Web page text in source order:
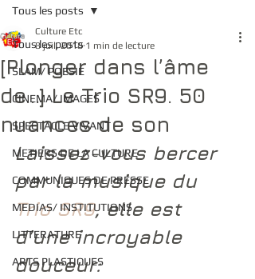
Tous les posts
SLAM/ POESIE
CINEMA/ IMAGES
SPECTACLE VIVANT
METIERS DE LA CULTURE
COMMUNIQUES DE PRESSE
MEDIAS/ INSTITUTIONS
LITTERATURE
ARTS PLASTIQUES
Tous les posts
[Plonger dans l’âme
de...] Le Trio SR9. 50
nuances de son
Culture Etc
8 juil. 2018 1 min de lecture
Laissez-vous bercer
par la musique du
Trio SR9, elle est
d’une incroyable
douceur: